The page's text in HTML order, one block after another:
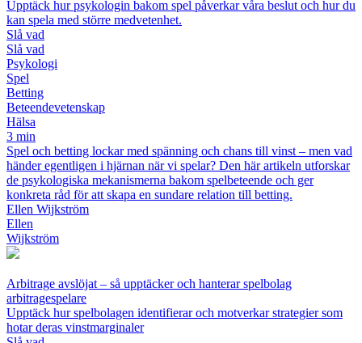
Upptäck hur psykologin bakom spel påverkar våra beslut och hur du
kan spela med större medvetenhet.
Slå vad
Slå vad
Psykologi
Spel
Betting
Beteendevetenskap
Hälsa
3 min
Spel och betting lockar med spänning och chans till vinst – men vad
händer egentligen i hjärnan när vi spelar? Den här artikeln utforskar
de psykologiska mekanismerna bakom spelbeteende och ger
konkreta råd för att skapa en sundare relation till betting.
Ellen Wijkström
Ellen
Wijkström
Arbitrage avslöjat – så upptäcker och hanterar spelbolag
arbitragespelare
Upptäck hur spelbolagen identifierar och motverkar strategier som
hotar deras vinstmarginaler